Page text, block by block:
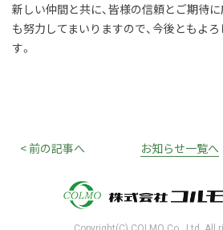
新しい仲間と共に、皆様の信頼とご期待
も努力してまいりますので、今後ともよ
す。
< 前の記事へ お知らせ一覧へ